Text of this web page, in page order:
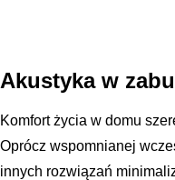
Akustyka w
Komfort życia w domu
Oprócz wspomnianej
innych rozwiązań